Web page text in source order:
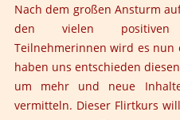
Nach dem großen Ansturm
den vielen positiven
Teilnehmerinnen wird es nun
haben uns entschieden
um mehr und neue
vermitteln. Dieser Flirtkurs